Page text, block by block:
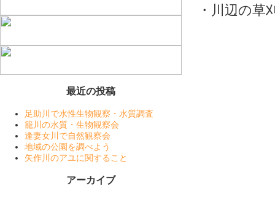
最近の投稿
足助川で水性生物観察・水質調査
籠川の水質・生物観察会
逢妻女川で自然観察会
地域の公園を調べよう
矢作川のアユに関すること
アーカイブ
・川辺の草